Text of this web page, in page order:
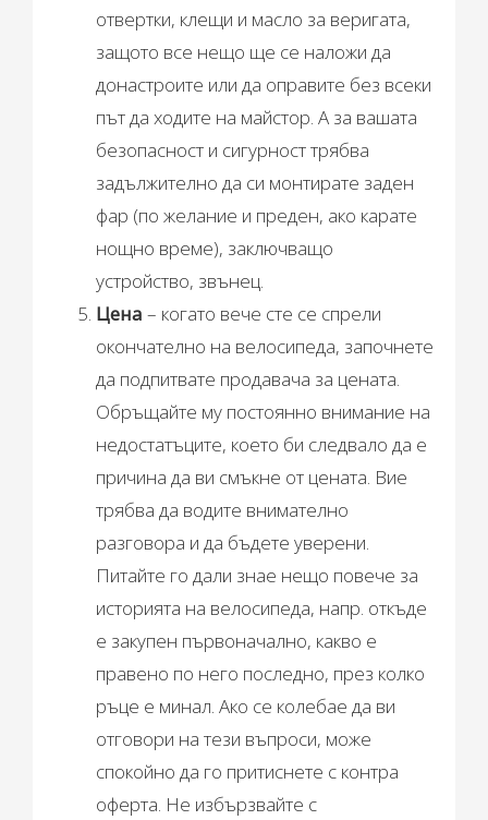
отвертки, клещи и масло за веригата,
защото все нещо ще се наложи да
донастроите или да оправите без всеки
път да ходите на майстор. А за вашата
безопасност и сигурност трябва
задължително да си монтирате заден
фар (по желание и преден, ако карате
нощно време), заключващо
устройство, звънец.
Цена – когато вече сте се спрели
окончателно на велосипеда, започнете
да подпитвате продавача за цената.
Обръщайте му постоянно внимание на
недостатъците, което би следвало да е
причина да ви смъкне от цената. Вие
трябва да водите внимателно
разговора и да бъдете уверени.
Питайте го дали знае нещо повече за
историята на велосипеда, напр. откъде
е закупен първоначално, какво е
правено по него последно, през колко
ръце е минал. Ако се колебае да ви
отговори на тези въпроси, може
спокойно да го притиснете с контра
оферта. Не избързвайте с